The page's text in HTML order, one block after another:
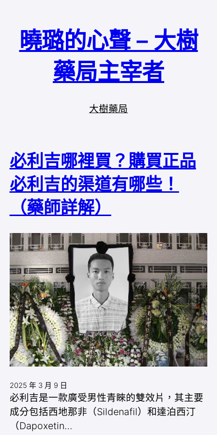
曉璐的心聲 – 大樹
藥局主宰者
大樹藥局
必利吉哪裡買？購買正品
必利吉的渠道有哪些！
（藥師詳解）
2025 年 3 月 9 日
必利吉是一款廣受男性青睞的雙效片，其主要
成分包括西地那非（Sildenafil）和達泊西汀
（Dapoxetin…